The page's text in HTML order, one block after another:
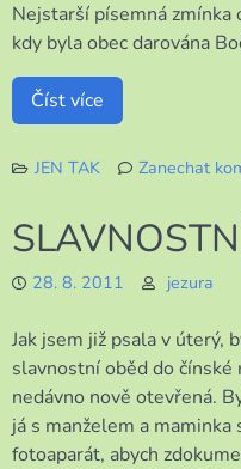
Nejstarší písemná zmínka
kdy byla obec darována
Číst více
JEN TAK
Zanechat
28. 8. 2011 jezura
Jak jsem již psala v úterý,
slavnostní oběd do čínské
nedávno nově otevřená.
já s manželem a maminka
fotoaparát, abych